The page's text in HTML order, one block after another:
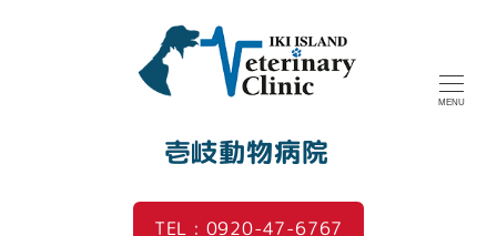
壱岐動物病院
MENU
TEL : 0920-47-6767